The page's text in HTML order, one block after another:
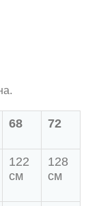
68 72
122
см
128
см